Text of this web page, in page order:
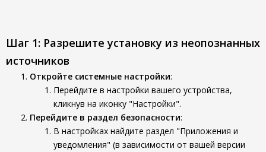
Шаг 1: Разрешите установку из неопознанных
источников
Откройте системные настройки:
Перейдите в настройки вашего устройства,
кликнув на иконку "Настройки".
Перейдите в раздел безопасности:
В настройках найдите раздел "Приложения и
уведомления" (в зависимости от вашей версии